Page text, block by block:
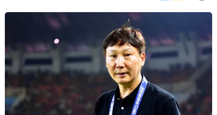
Châu Mỹ
Châu Phi
Kinh doanh
Tài chính
Tín dụng nông thôn
Chứng khoán
Bất động sản
Thông tin doanh nghiệp
Thông cáo báo chí